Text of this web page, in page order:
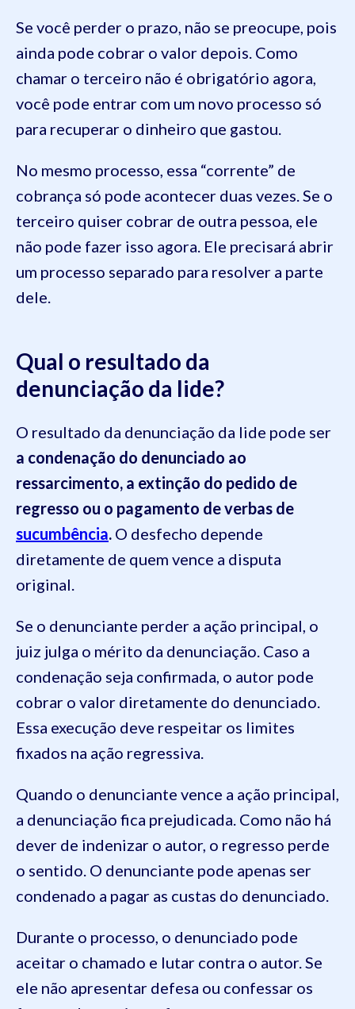
Se você perder o prazo, não se preocupe, pois
ainda pode cobrar o valor depois. Como
chamar o terceiro não é obrigatório agora,
você pode entrar com um novo processo só
para recuperar o dinheiro que gastou.
No mesmo processo, essa “corrente” de
cobrança só pode acontecer duas vezes. Se o
terceiro quiser cobrar de outra pessoa, ele
não pode fazer isso agora. Ele precisará abrir
um processo separado para resolver a parte
dele.
Qual o resultado da
denunciação da lide?
O resultado da denunciação da lide pode ser
a condenação do denunciado ao
ressarcimento, a extinção do pedido de
regresso ou o pagamento de verbas de
sucumbência. O desfecho depende
diretamente de quem vence a disputa
original.
Se o denunciante perder a ação principal, o
juiz julga o mérito da denunciação. Caso a
condenação seja confirmada, o autor pode
cobrar o valor diretamente do denunciado.
Essa execução deve respeitar os limites
fixados na ação regressiva.
Quando o denunciante vence a ação principal,
a denunciação fica prejudicada. Como não há
dever de indenizar o autor, o regresso perde
o sentido. O denunciante pode apenas ser
condenado a pagar as custas do denunciado.
Durante o processo, o denunciado pode
aceitar o chamado e lutar contra o autor. Se
ele não apresentar defesa ou confessar os